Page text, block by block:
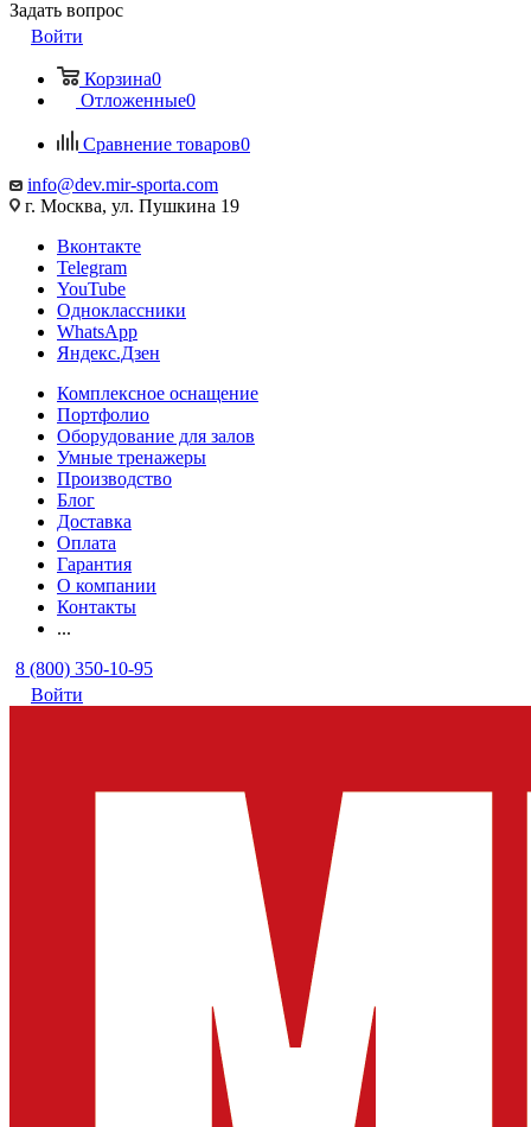
Задать вопрос
Войти
Корзина0
Отложенные0
Сравнение товаров0
info@dev.mir-sporta.com
г. Москва, ул. Пушкина 19
Вконтакте
Telegram
YouTube
Одноклассники
WhatsApp
Яндекс.Дзен
Комплексное оснащение
Портфолио
Оборудование для залов
Умные тренажеры
Производство
Блог
Доставка
Оплата
Гарантия
О компании
Контакты
...
8 (800) 350-10-95
Войти